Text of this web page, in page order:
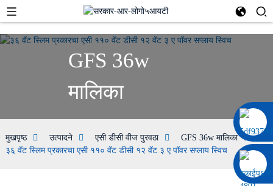
००८६ १३३२२९२०६९७
GFS 36w
मालिका
मुखपृष्ठ उत्पादने एसी डीसी वीज पुरवठा
GFS 36w मालिका
३६ वॅट स्लिम प्रकारचा एसी ११० वॅट डीसी १२ वॅट ३ ए पॉवर सप्लाय स्विच